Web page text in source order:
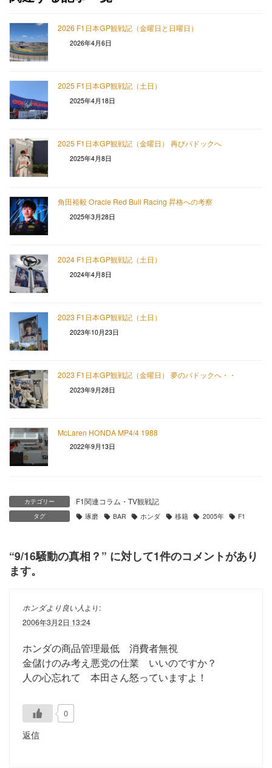
2026 F1日本GP観戦記（金曜日と日曜日）
2026年4月6日
2025 F1日本GP観戦記（土日）
2025年4月18日
2025 F1日本GP観戦記（金曜日） 再びパドックへ
2025年4月8日
角田裕毅 Oracle Red Bull Racing 昇格への考察
2025年3月28日
2024 F1日本GP観戦記（土日）
2024年4月8日
2023 F1日本GP観戦記（土日）
2023年10月23日
2023 F1日本GP観戦記（金曜日） 夢のパドックへ・・
2023年9月28日
McLaren HONDA MP4/4 1988
2022年9月13日
カテゴリー F1関連コラム・TV観戦記
タグ 琢磨 BAR ホンダ 移籍 2005年 F1
“9/16騒動の真相？ ” に対して1件のコメントがあり
ます。
ホンダより良い人 より:
2006年3月2日 13:24
ホンダの商品管理最低 消費者無視
金儲けのみ考え悪党の仕業 いいのですか？
人の心忘れて 本田さん怒っていますよ！
0
返信